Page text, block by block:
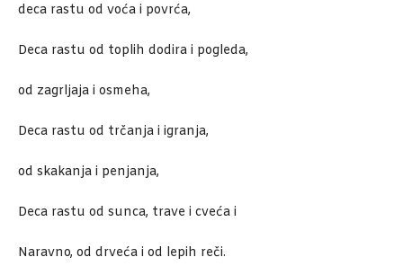
deca rastu od voća i povrća,
Deca rastu od toplih dodira i pogleda,
od zagrljaja i osmeha,
Deca rastu od trčanja i igranja,
od skakanja i penjanja,
Deca rastu od sunca, trave i cveća i
Naravno, od drveća i od lepih reči.